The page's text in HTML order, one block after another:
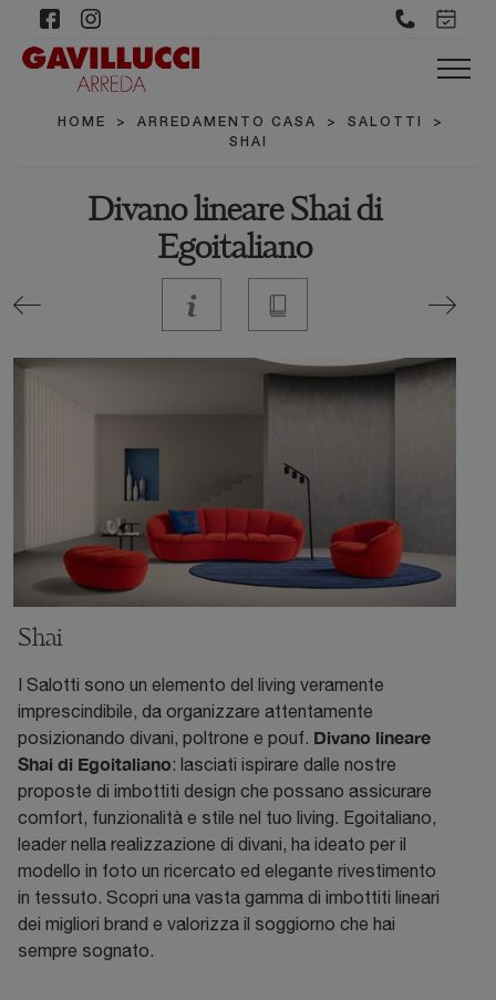
HOME > ARREDAMENTO CASA > SALOTTI
>
SHAI
Divano lineare Shai di
Egoitaliano
Shai
I Salotti sono un elemento del living veramente
imprescindibile, da organizzare attentamente
posizionando divani, poltrone e pouf. Divano lineare
Shai di Egoitaliano: lasciati ispirare dalle nostre
proposte di imbottiti design che possano assicurare
comfort, funzionalità e stile nel tuo living. Egoitaliano,
leader nella realizzazione di divani, ha ideato per il
modello in foto un ricercato ed elegante rivestimento
in tessuto. Scopri una vasta gamma di imbottiti lineari
dei migliori brand e valorizza il soggiorno che hai
sempre sognato.